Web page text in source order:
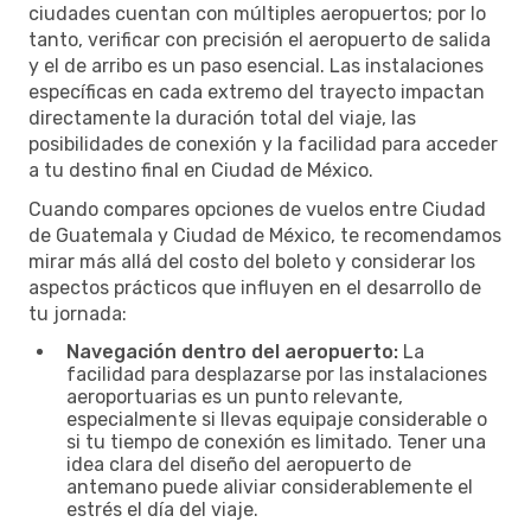
ciudades cuentan con múltiples aeropuertos; por lo
tanto, verificar con precisión el aeropuerto de salida
y el de arribo es un paso esencial. Las instalaciones
específicas en cada extremo del trayecto impactan
directamente la duración total del viaje, las
posibilidades de conexión y la facilidad para acceder
a tu destino final en Ciudad de México.
Cuando compares opciones de vuelos entre Ciudad
de Guatemala y Ciudad de México, te recomendamos
mirar más allá del costo del boleto y considerar los
aspectos prácticos que influyen en el desarrollo de
tu jornada:
Navegación dentro del aeropuerto: La
facilidad para desplazarse por las instalaciones
aeroportuarias es un punto relevante,
especialmente si llevas equipaje considerable o
si tu tiempo de conexión es limitado. Tener una
idea clara del diseño del aeropuerto de
antemano puede aliviar considerablemente el
estrés el día del viaje.